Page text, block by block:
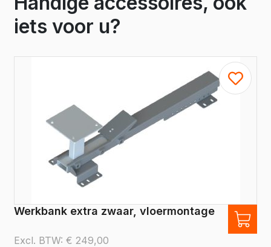
iets voor u?
Werkbank extra zwaar, vloermontage
Excl. BTW: € 249,00